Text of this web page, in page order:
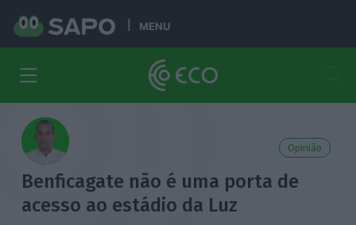
MENU
Opinião
Benficagate não é uma porta de
acesso ao estádio da Luz